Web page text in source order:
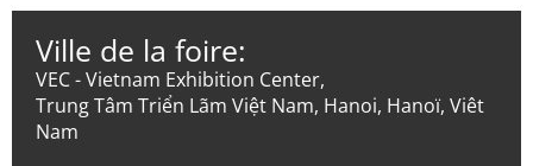
Ville de la foire:
VEC - Vietnam Exhibition Center,
Trung Tâm Triển Lãm Việt Nam, Hanoi, Hanoï, Viêt
Nam